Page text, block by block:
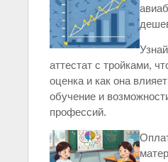
аттестат с тройками,
оценка и как она
обучение и
профессий.